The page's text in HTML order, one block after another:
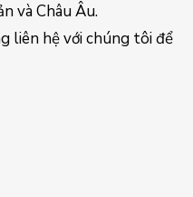
và Châu Âu.
liên hệ với chúng tôi để